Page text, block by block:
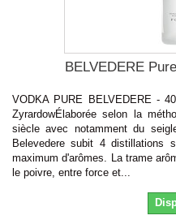
BELVEDERE
VODKA PURE BELVEDERE -
ZyrardowÉlaborée selon la
siècle avec notamment du
Belevedere subit 4 distillations
maximum d'arômes. La trame
le poivre, entre force et...